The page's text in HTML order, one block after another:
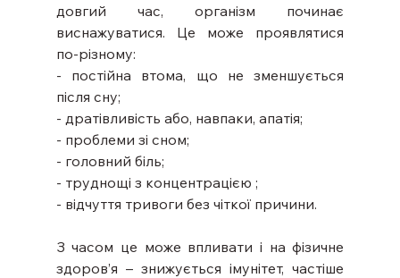
довгий час, організм починає
виснажуватися. Це може проявлятися
по-різному:
- постійна втома, що не зменшується
після сну;
- дратівливість або, навпаки, апатія;
- проблеми зі сном;
- головний біль;
- труднощі з концентрацією ;
- відчуття тривоги без чіткої причини.
З часом це може впливати і на фізичне
здоров’я – знижується імунітет, частіше